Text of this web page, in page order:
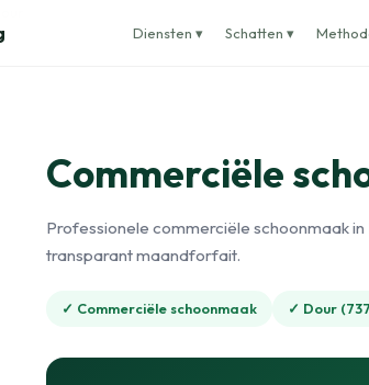
Diensten ▾ Schatten ▾
Commerciële
Professionele commerciële schoonmaak
transparant maandforfait.
✓ Commerciële schoonmaak ✓ Dour